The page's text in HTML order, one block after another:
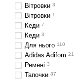
Вітровки 3
Вітровки 1
Кеди 7
Кеди 3
Для нього 110
Adidas Adifom 21
Ремені 3
Тапочки 87